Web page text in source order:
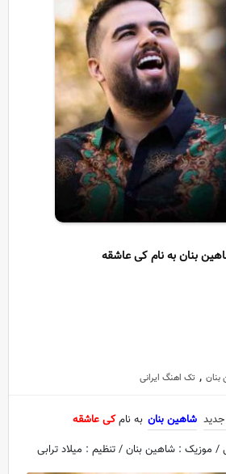
بنان به نام کی عاشقه
, تک اهنگ ایرانی
شاهین بنان به نامکی عاشقه
/ موزیک : شاهین بنان / تنظیم : میلاد ترابی